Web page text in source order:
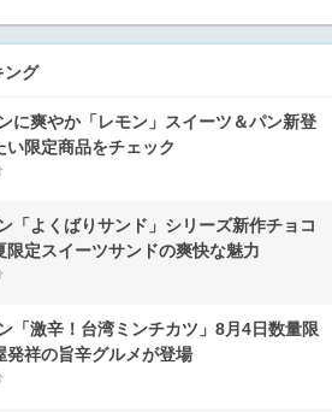
ング
に爽やか「レモン」スイーツ＆パン新登
い限定商品をチェック
「よくばりサンド」シリーズ新作チョコ
限定スイーツサンドの爽快な魅力
「激辛！台湾ミンチカツ」8月4日数量限
発祥の旨辛グルメが登場